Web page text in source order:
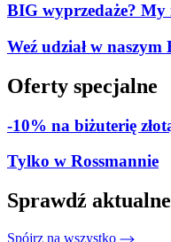
BIG wyprzedaże?
Weź udział w
Oferty specjalne
-10% na biżuterię
Tylko w Rossmannie
Sprawdź
Spójrz na wszystko